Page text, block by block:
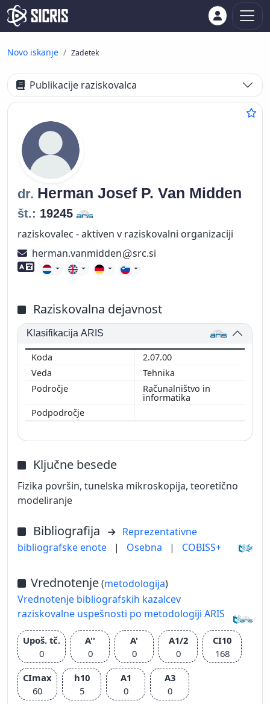
Novo iskanje Zadetek
Publikacije raziskovalca
dr. Herman Josef P. Van Midden
št.: 19245
raziskovalec - aktiven v raziskovalni organizaciji
herman.vanmidden
src.si
Znanje tujih jezikov
Raziskovalna dejavnost
Klasifikacija ARIS
2.07.00
Tehnika
Računalništvo in
informatika
Ključne besede
Fizika površin, tunelska mikroskopija, teoretično
modeliranje
Bibliografija
Reprezentativne
bibliografske enote
| Osebna | COBISS+
Vrednotenje(metodologija)
Vrednotenje bibliografskih kazalcev
raziskovalne uspešnosti po metodologiji ARIS
Upoš. tč.
0
A''
0
A'
0
A1/2
0
CI10
168
CImax
60
h10
5
A1
0
A3
0